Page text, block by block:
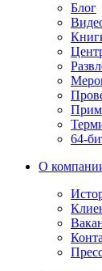
Блог
64-
О